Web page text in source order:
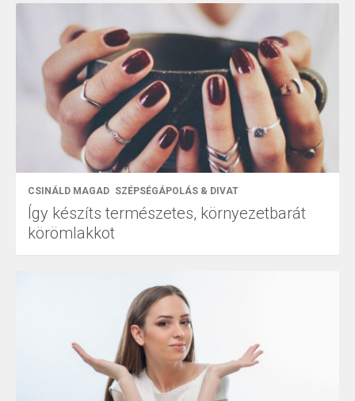
CSINÁLD MAGAD SZÉPSÉGÁPOLÁS & DIVAT
Így készíts természetes, környezetbarát
körömlakkot